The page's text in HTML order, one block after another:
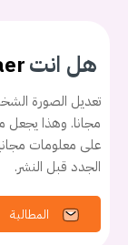
هل انت
تعديل الصورة
مجانا. وهذا يجعل
على معلومات
الجدد قبل النشر.
المطالبة